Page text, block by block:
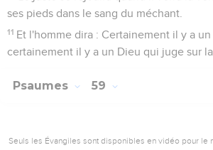
de ceux qui trament l'iniquité. Sélah.
Ils reviennent le soir, ils hurlent comme
tour de la ville.
sur leurs lèvres ; car, disent-ils, qui nous
9 A cause de sa force, je regarderai à toi ;